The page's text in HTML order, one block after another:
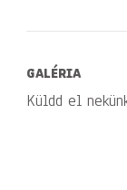
GALÉRIA
Küldd el